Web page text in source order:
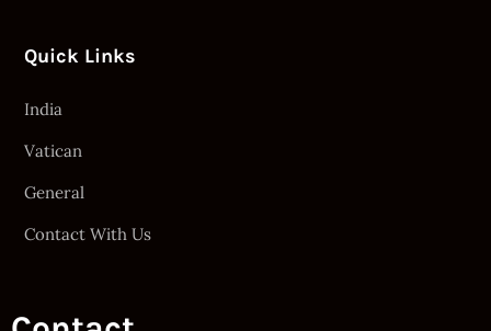
Quick Links
India
Vatican
General
Contact With Us